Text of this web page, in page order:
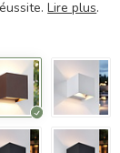
Lire plus.